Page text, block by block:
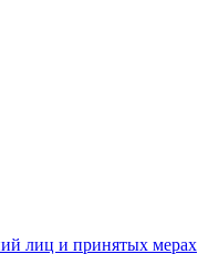
лиц и принятых мерах